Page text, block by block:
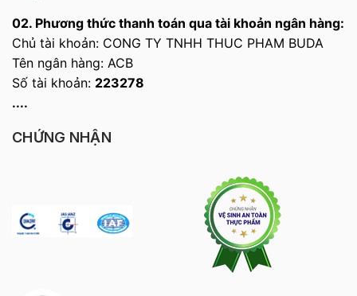
02. Phương thức thanh toán qua tài khoản ngân hàng:
Chủ tài khoản: CONG TY TNHH THUC PHAM BUDA
Tên ngân hàng: ACB
Số tài khoản: 223278
....
CHỨNG NHẬN